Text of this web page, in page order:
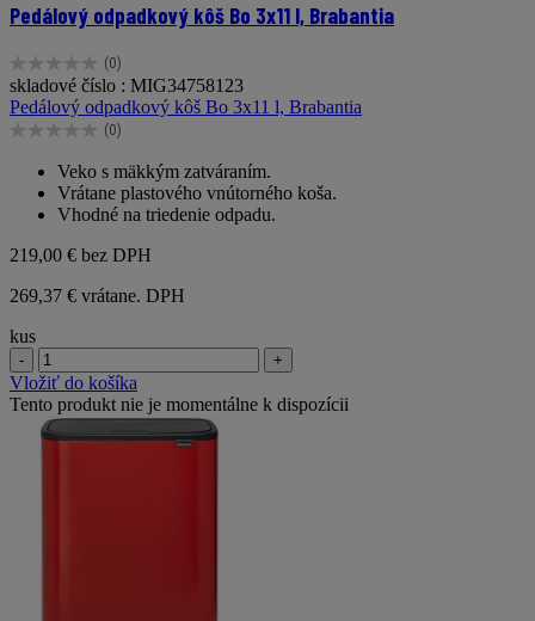
Pedálový odpadkový kôš Bo 3x11 l, Brabantia
(0)
0.0
z
5
hviezdičiek.
skladové číslo : MIG34758123
Pedálový odpadkový kôš Bo 3x11 l, Brabantia
(0)
0.0
hviezdičiek.
Veko s mäkkým zatváraním.
Vrátane plastového vnútorného koša.
Vhodné na triedenie odpadu.
219,00 € bez DPH
269,37 € vrátane. DPH
kus
- +
Vložiť do košíka
Tento produkt nie je momentálne k dispozícii